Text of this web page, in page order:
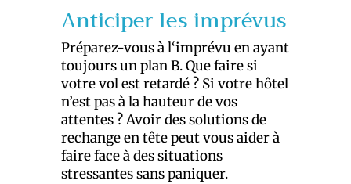
Anticiper les imprévus
Préparez-vous à l‘imprévu en ayant
toujours un plan B. Que faire si
votre vol est retardé ? Si votre hôtel
n’est pas à la hauteur de vos
attentes ? Avoir des solutions de
rechange en tête peut vous aider à
faire face à des situations
stressantes sans paniquer.